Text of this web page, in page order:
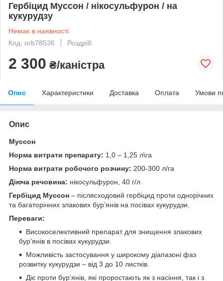
Гербіцид Муссон / нікосульфурон / на
кукурудзу
Немає в наявності
Код: orb78536
Роздріб
2 300 ₴/каністра
Опис Характеристики Доставка Оплата Умови
Опис
Муссон
Норма витрати препарату: 1,0 – 1,25 л\га
Норма витрати робочого розчину: 200-300 л/га
Діюча речовина: нікосульфурон, 40 г/л
Гербіцид Муссон – післясходовий гербіцид проти однорічних
та багаторічних злакових бур’янів на посівах кукурудзи.
Переваги:
Високоселективний препарат для знищення злакових
бур’янів в посівах кукурудзи.
Можливість застосування у широкому діапазоні фаз
розвитку кукурудзи – від 3 до 10 листків.
Діє проти бур’янів, які проростають як з насіння, так і з